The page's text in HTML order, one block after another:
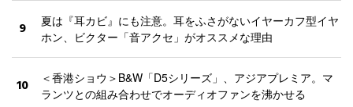
9
夏は『耳カビ』にも注意。耳をふさがないイヤーカフ型イヤ
ホン、ビクター「音アクセ」がオススメな理由
10
＜香港ショウ＞B&W「D5シリーズ」、アジアプレミア。マ
ランツとの組み合わせでオーディオファンを沸かせる